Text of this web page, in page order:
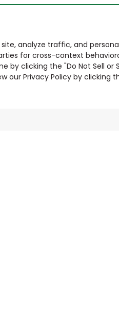
analyze traffic, and
for cross-context
by clicking the "Do Not Sell or
our Privacy Policy by clicking